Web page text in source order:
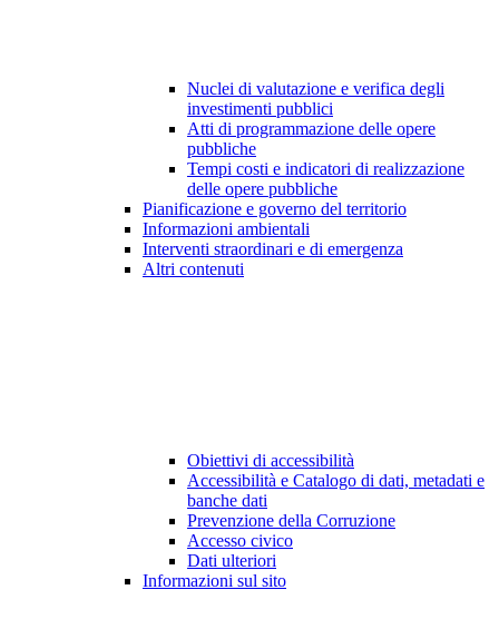
Nuclei di valutazione e verifica degli
investimenti pubblici
Atti di programmazione delle opere
pubbliche
Tempi costi e indicatori di realizzazione
delle opere pubbliche
Pianificazione e governo del territorio
Informazioni ambientali
Interventi straordinari e di emergenza
Altri contenuti
Obiettivi di accessibilità
Accessibilità e Catalogo di dati, metadati e
banche dati
Prevenzione della Corruzione
Accesso civico
Dati ulteriori
Informazioni sul sito